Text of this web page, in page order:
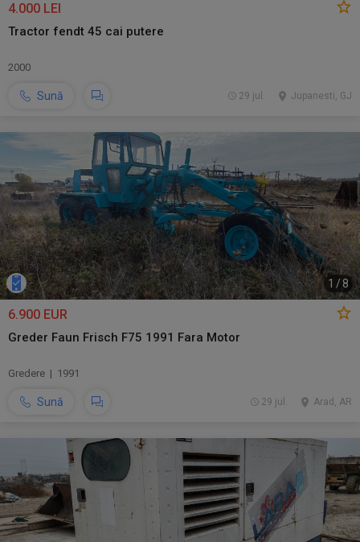
4.000 LEI
Tractor fendt 45 cai putere
2000
Sună Jupanesti, GJ
29 jul.
1 /8
6.900 EUR
Greder Faun Frisch F75 1991 Fara Motor
Gredere | 1991
Sună Arad, AR
29 jul.